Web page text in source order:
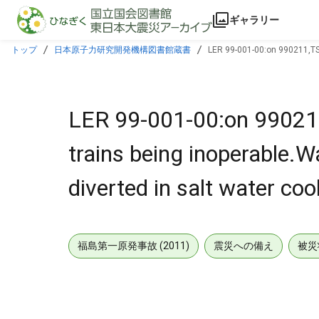
本文に飛ぶ
ギャラリー
トップ 日本原子力研究開発機構図書館蔵書
LER 99-001-00:on
LER 99-001-00:on
trains being
diverted in salt water
福島第一原発事故 (2011) 震災への備え 被災